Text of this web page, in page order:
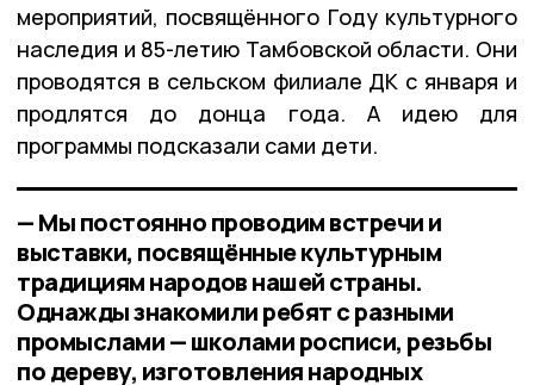
мероприятий, посвящённого Году культурного
наследия и 85-летию Тамбовской области. Они
проводятся в сельском филиале ДК с января и
продлятся до донца года. А идею для
программы подсказали сами дети.
— Мы постоянно проводим встречи и
выставки, посвящённые культурным
традициям народов нашей страны.
Однажды знакомили ребят с разными
промыслами — школами росписи, резьбы
по дереву, изготовления народных